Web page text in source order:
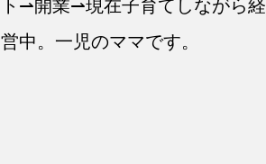
ト⇀開業⇀現在子育てしながら経
営中。一児のママです。